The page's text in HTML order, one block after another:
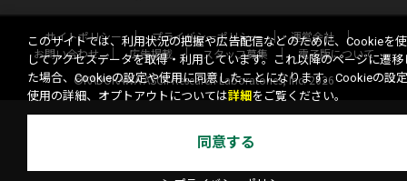
サイトポリシー プライバシーポリシー
運営会社
お問い合わせ
広告掲載 スタッフ募集
電子版について
©KADOKAWA ASCII Research Laboratories, Inc. 2026
このサイトでは、利用状況の把握や広告配信などのために、Cookieを
してアクセスデータを取得・利用しています。これ以降のページに遷移
た場合、Cookieの設定や使用に同意したことになります。Cookieの設
使用の詳細、オプトアウトについては詳細 をご覧ください。
同意する